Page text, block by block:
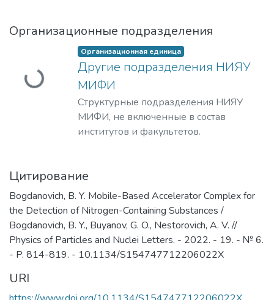
Организационные подразделения
Загружается... Организационная единица
Другие подразделения НИЯУ
МИФИ
Структурные подразделения НИЯУ
МИФИ, не включенные в состав
институтов и факультетов.
Цитирование
Bogdanovich, B. Y. Mobile-Based Accelerator Complex for
the Detection of Nitrogen-Containing Substances /
Bogdanovich, B. Y., Buyanov, G. O., Nestorovich, A. V. //
Physics of Particles and Nuclei Letters. - 2022. - 19. - № 6.
- P. 814-819. - 10.1134/S154747712206022X
URI